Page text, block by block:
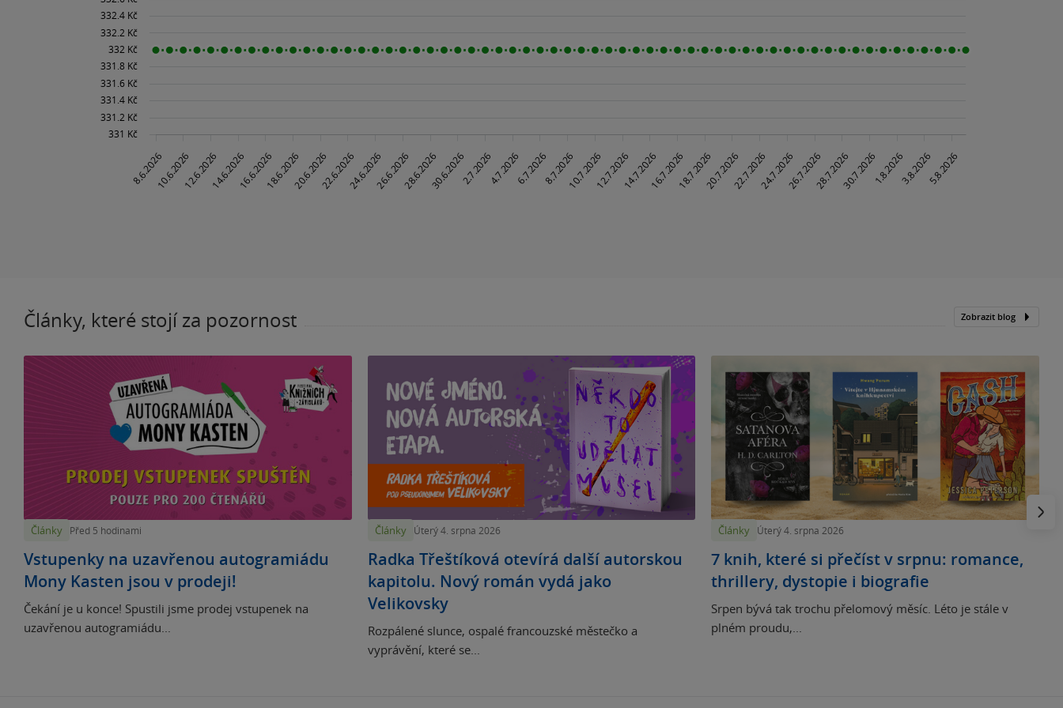
Články, které stojí za pozornost Zobrazit blog
Články Před 5 hodinami
Vstupenky na uzavřenou autogramiádu
Mony Kasten jsou v prodeji!
Čekání je u konce! Spustili jsme prodej vstupenek na
uzavřenou autogramiádu...
Články Úterý 4. srpna 2026
Radka Třeštíková otevírá další autorskou
kapitolu. Nový román vydá jako
Velikovsky
Rozpálené slunce, ospalé francouzské městečko a
vyprávění, které se...
Články Úterý 4. srpna 2026
7 knih, které si přečíst v srpnu: romance,
thrillery, dystopie i biografie
Srpen bývá tak trochu přelomový měsíc. Léto je stále v
plném proudu,...